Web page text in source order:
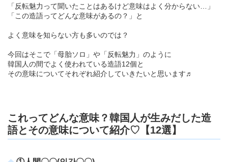
「反転魅力って聞いたことはあるけど意味はよく分からない…」
「この造語ってどんな意味があるの？」と
よく意味を知らない方も多いのでは？
今回はそこで「母胎ソロ」や「反転魅力」のように
韓国人の間でよく使われている造語12個と
その意味についてそれぞれ紹介していきたいと思います♬
これってどんな意味？韓国人が生みだした造
語とその意味について紹介♡【12選】